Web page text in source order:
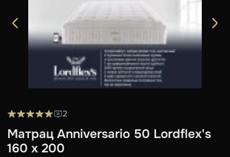
2
Матрац Anniversario 50 Lordflex's
160 x 200